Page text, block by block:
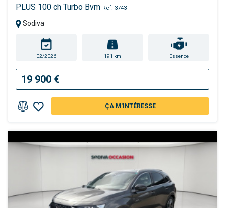
PLUS 100 ch Turbo Bvm Ref. 3743
Sodiva
02/2026 191 km Essence
19 900 €
ÇA M'INTÉRESSE